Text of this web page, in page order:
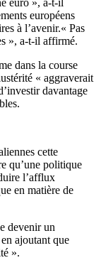
euro », a-t-il
européens
à l’avenir.« Pas
», a-t-il affirmé.
dans la course
« aggraverait
davantage
cette
qu’une politique
l’afflux
en matière de
devenir un
ajoutant que
».